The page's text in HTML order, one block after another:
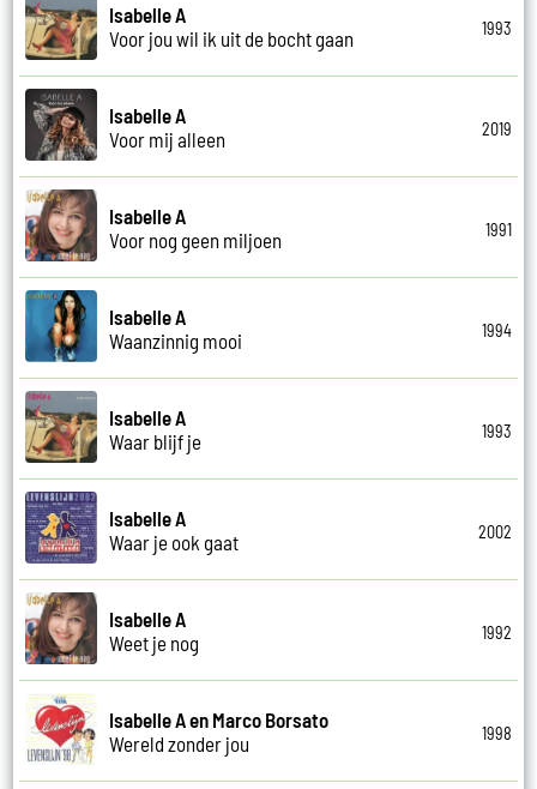
Isabelle A
Voor jou wil ik uit de bocht gaan
1993
Isabelle A
Voor mij alleen
2019
Isabelle A
Voor nog geen miljoen
1991
Isabelle A
Waanzinnig mooi
1994
Isabelle A
Waar blijf je
1993
Isabelle A
Waar je ook gaat
2002
Isabelle A
Weet je nog
1992
Isabelle A en Marco Borsato
Wereld zonder jou
1998